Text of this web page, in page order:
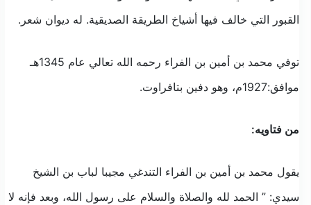
القبور التي خالف فيها أشياخ الطريقة الصديقية. له ديوان شعر.
توفي محمد بن أمين بن الفراء رحمه الله تعالي عام 1345هـ
موافق:1927م، وهو دفين بتافراوت.
من فتاويه:
يقول محمد بن أمين بن الفراء التندغي مجيبا لباب بن الشيخ
سيدي: ” الحمد لله والصلاة والسلام على رسول الله، وبعد فإنه لا